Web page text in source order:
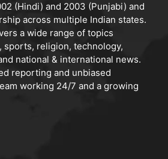
(Hindi) and 2003 (Punjabi) and
across multiple Indian states.
a wide range of topics
sports, religion, technology,
national & international news.
reporting and unbiased
working 24/7 and a growing